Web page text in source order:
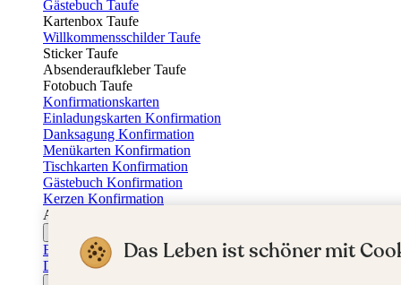
Gästebuch Taufe
Kartenbox Taufe
Willkommensschilder Taufe
Sticker Taufe
Absenderaufkleber Taufe
Fotobuch Taufe
Konfirmationskarten
Einladungskarten Konfirmation
Danksagung Konfirmation
Menükarten Konfirmation
Tischkarten Konfirmation
Gästebuch Konfirmation
Kerzen Konfirmation
Aufkleber zum Anlass Ihres Kindes
Einladungskarten Firmung
Dankeskarten Firmung
Das Leben ist schöner mit